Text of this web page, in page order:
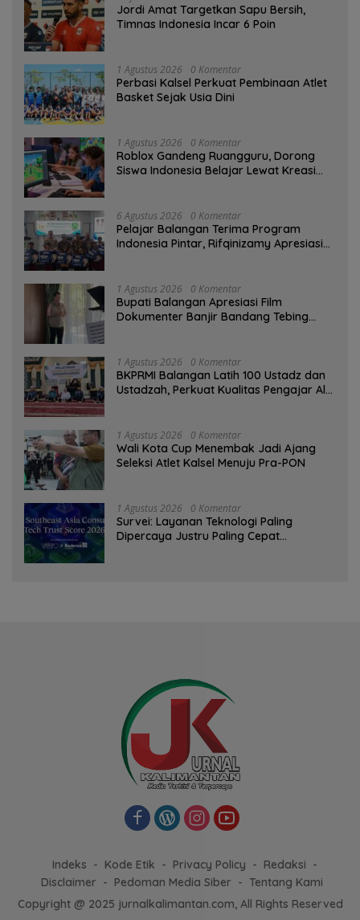
Jordi Amat Targetkan Sapu Bersih,
Timnas Indonesia Incar 6 Poin
1 Agustus 2026 0 Komentar
Perbasi Kalsel Perkuat Pembinaan Atlet
Basket Sejak Usia Dini
1 Agustus 2026 0 Komentar
Roblox Gandeng Ruangguru, Dorong
Siswa Indonesia Belajar Lewat Kreasi
6 Agustus 2026 0 Komentar
Pelajar Balangan Terima Program
Indonesia Pintar, Rifqinizamy Apresiasi
1 Agustus 2026 0 Komentar
Bupati Balangan Apresiasi Film
Dokumenter Banjir Bandang Tebing
1 Agustus 2026 0 Komentar
BKPRMI Balangan Latih 100 Ustadz dan
Ustadzah, Perkuat Kualitas Pengajar Al-
1 Agustus 2026 0 Komentar
Wali Kota Cup Menembak Jadi Ajang
Seleksi Atlet Kalsel Menuju Pra-PON
1 Agustus 2026 0 Komentar
Survei: Layanan Teknologi Paling
Dipercaya Justru Paling Cepat
Indeks Kode Etik Privacy Policy
Redaksi
Disclaimer
Pedoman Media Siber
Tentang Kami
Copyright @ 2025 jurnalkalimantan.com, All Rights Reserved